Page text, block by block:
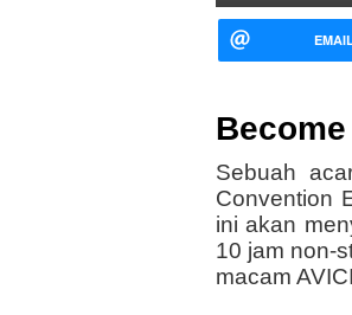
Sebuah
Convention
ini akan
10 jam non-
macam